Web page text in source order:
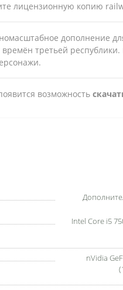
лицензионную копию
дополнение
третьей
возможность
Intel Core i5
nVidia